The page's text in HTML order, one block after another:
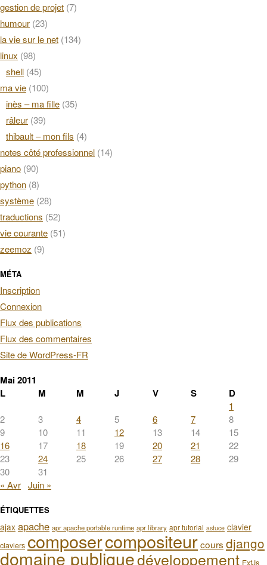
gestion de projet (7)
humour (23)
la vie sur le net (134)
linux (98)
shell (45)
ma vie (100)
inès – ma fille (35)
râleur (39)
thibault – mon fils (4)
notes côté professionnel (14)
piano (90)
python (8)
système (28)
traductions (52)
vie courante (51)
zeemoz (9)
MÉTA
Inscription
Connexion
Flux des publications
Flux des commentaires
Site de WordPress-FR
Mai 2011
L
M M J V S D
1
2
3 4 5 6 7
8
9
10 11 12 13 14
15
16
17 18 19 20 21
22
23
24 25 26 27 28
29
30
31
« Avr Juin »
ÉTIQUETTES
ajax apache apr apache portable runtime apr library apr tutorial astuce clavier
claviers composercompositeurcours django
domaine publiquedéveloppement ExtJs